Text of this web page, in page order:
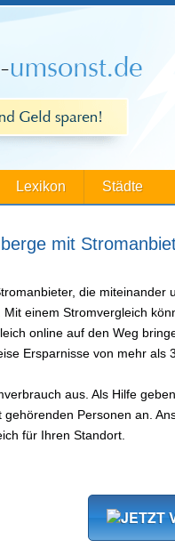
Lexikon Städte
mit
die miteinander
einem Stromvergleich
online auf den Weg
Ersparnisse von mehr als
aus. Als Hilfe
Personen an.
für Ihren Standort.